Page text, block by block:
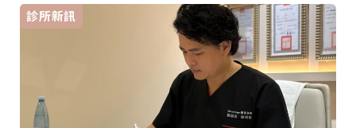
動，也能讓身形自然收斂，朝理想體態更進一步。但是什麼時候會需要
使用醫美體雕？這麼多台治療儀器，實際治療又該如何選擇呢？現在就
來深入了解一下吧！最難瘦的部位TOP 3，你中了幾個？面對體態的不
完美，很多人都想透過「局部運動」來達到「局部減脂」的效果，但脂
肪燃燒是「全身性」的，在你減肥、運動的過程中，身體各部位脂肪都
會一定比例的同時消耗，最後有哪些部位會先變瘦，一樣是由基因決定
的，無法完全依賴運動和飲食習慣來辦到。其中，臀部、腹部、大腿、
手臂等區域，則是大多數人反應全身上下最難變瘦的部位。（圖／芯漾
皮膚科暨醫學美容中心-楊心怡醫師提供）第一名：頑固脂肪的聚集地
／小腹、腰間肉、游泳圈側腰、腹部都很容易堆積「頑固型脂肪」，即
使瘦削體型者也可能因坐姿、骨盆歪斜影響血液循環而累積脂肪。由於
診所新訊